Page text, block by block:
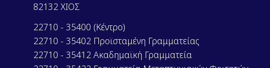
82132 ΧΙΟΣ
22710 - 35400 (Κέντρο)
22710 - 35402 Προϊσταμένη Γραμματείας
22710 - 35412 Ακαδημαϊκή Γραμματεία